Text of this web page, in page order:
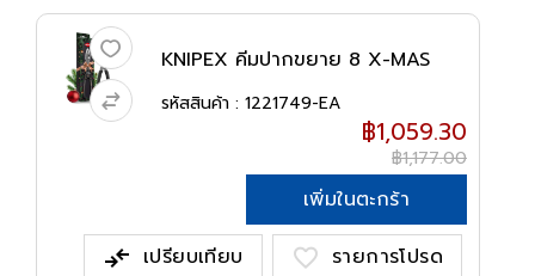
KNIPEX คีมปากขยาย 8 X-MAS
8201200S...
รหัสสินค้า : 1221749-EA
฿1,059.30
฿1,177.00
เพิ่มในตะกร้า
compare_arrows เปรียบเทียบ favorite รายการโปรด